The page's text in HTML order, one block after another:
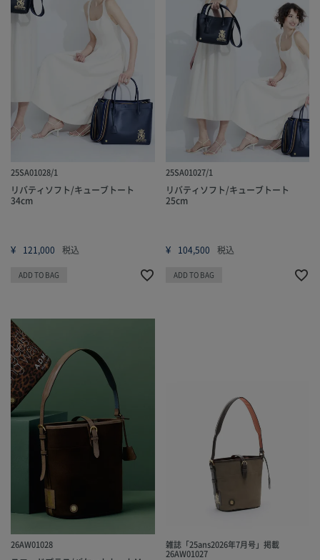
25SA01028/1
リバティソフト/キューブトート
34cm
¥ 121,000 税込
ADD TO BAG
25SA01027/1
リバティソフト/キューブトート
25cm
¥ 104,500 税込
ADD TO BAG
26AW01028
雑誌「25ans2026年7月号」掲載
26AW01027